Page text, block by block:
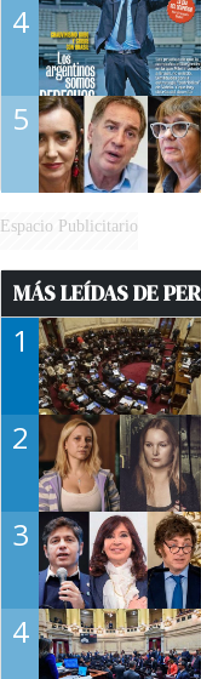
4
5
Espacio Publicitario
MÁS LEÍDAS DE
1
2
3
4